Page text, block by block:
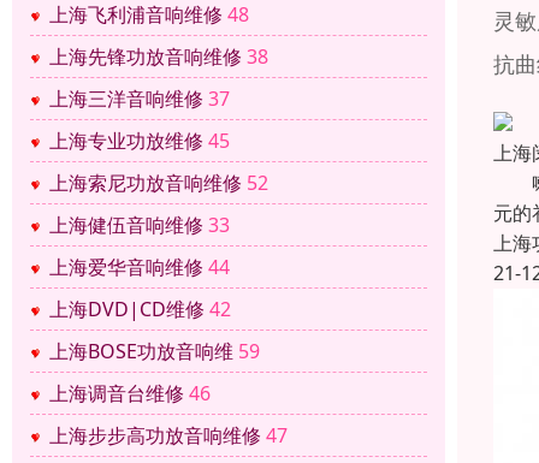
上海飞利浦音响维修 48
上海先锋功放音响维修 38
上海三洋音响维修 37
上海专业功放维修 45
上海索尼功放音响维修 52
上海健伍音响维修 33
上海爱华音响维修 44
上海DVD|CD维修 42
上海BOSE功放音响维 59
上海调音台维修 46
上海步步高功放音响维修 47
灵
抗
上海
喇
元的
上海
21-